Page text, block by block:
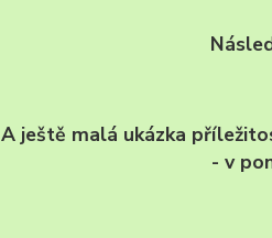
A ještě malá ukázka
- v